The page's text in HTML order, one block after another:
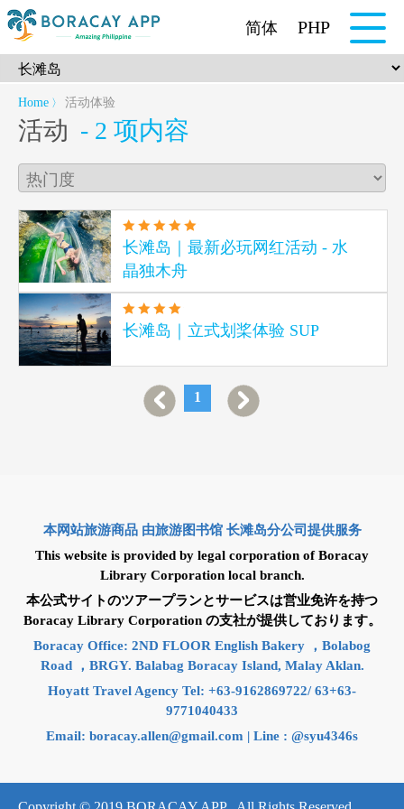
简体 PHP
Home 〉 活动体验
活动 - 2 项内容
长滩岛｜最新必玩网红活动 - 水
晶独木舟
长滩岛｜立式划桨体验 SUP
1
本网站旅游商品 由旅游图书馆 长滩岛分公司提供服务
This website is provided by legal corporation of Boracay
Library Corporation local branch.
本公式サイトのツアープランとサービスは営业免许を持つ
Boracay Library Corporation の支社が提供しております。
Boracay Office: 2ND FLOOR English Bakery ，Bolabog
Road ，BRGY. Balabag Boracay Island, Malay Aklan.
Hoyatt Travel Agency Tel: +63-9162869722/ 63+63-
9771040433
Email: boracay.allen@gmail.com | Line : @syu4346s